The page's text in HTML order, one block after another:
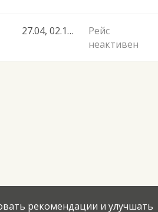
27.04, 02.11, 28.11, 01.11
Рейс
неактивен
рекомендации и улучшать